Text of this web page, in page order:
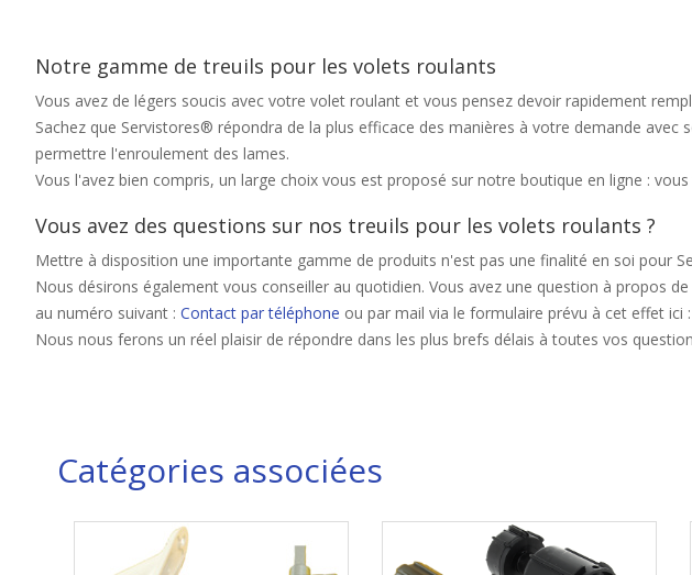
Notre gamme de treuils pour les volets roulants
Vous avez de légers soucis avec votre volet roulant et vous pensez devoir rapidement
Sachez que Servistores® répondra de la plus efficace des manières à votre demande
permettre l'enroulement des lames.
Vous l'avez bien compris, un large choix vous est proposé sur notre boutique en ligne :
Vous avez des questions sur nos treuils pour les volets roulants ?
Mettre à disposition une importante gamme de produits n'est pas une finalité en soi pour
Nous désirons également vous conseiller au quotidien. Vous avez une question à propos
au numéro suivant : Contact par téléphone ou par mail via le formulaire prévu à cet effet ici :
Nous nous ferons un réel plaisir de répondre dans les plus brefs délais à toutes vos
Catégories associées